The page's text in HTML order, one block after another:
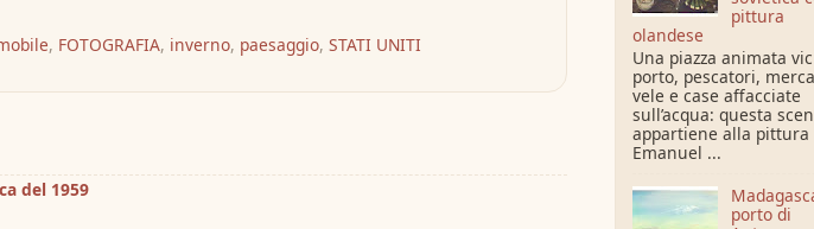
, FOTOGRAFIA, inverno, paesaggio, STATI UNITI
del 1959
pittura
olandese
Una piazza animata
porto, pescatori,
vele e case affacciate
sull’acqua: questa
appartiene alla pittura
Emanuel ...
porto di